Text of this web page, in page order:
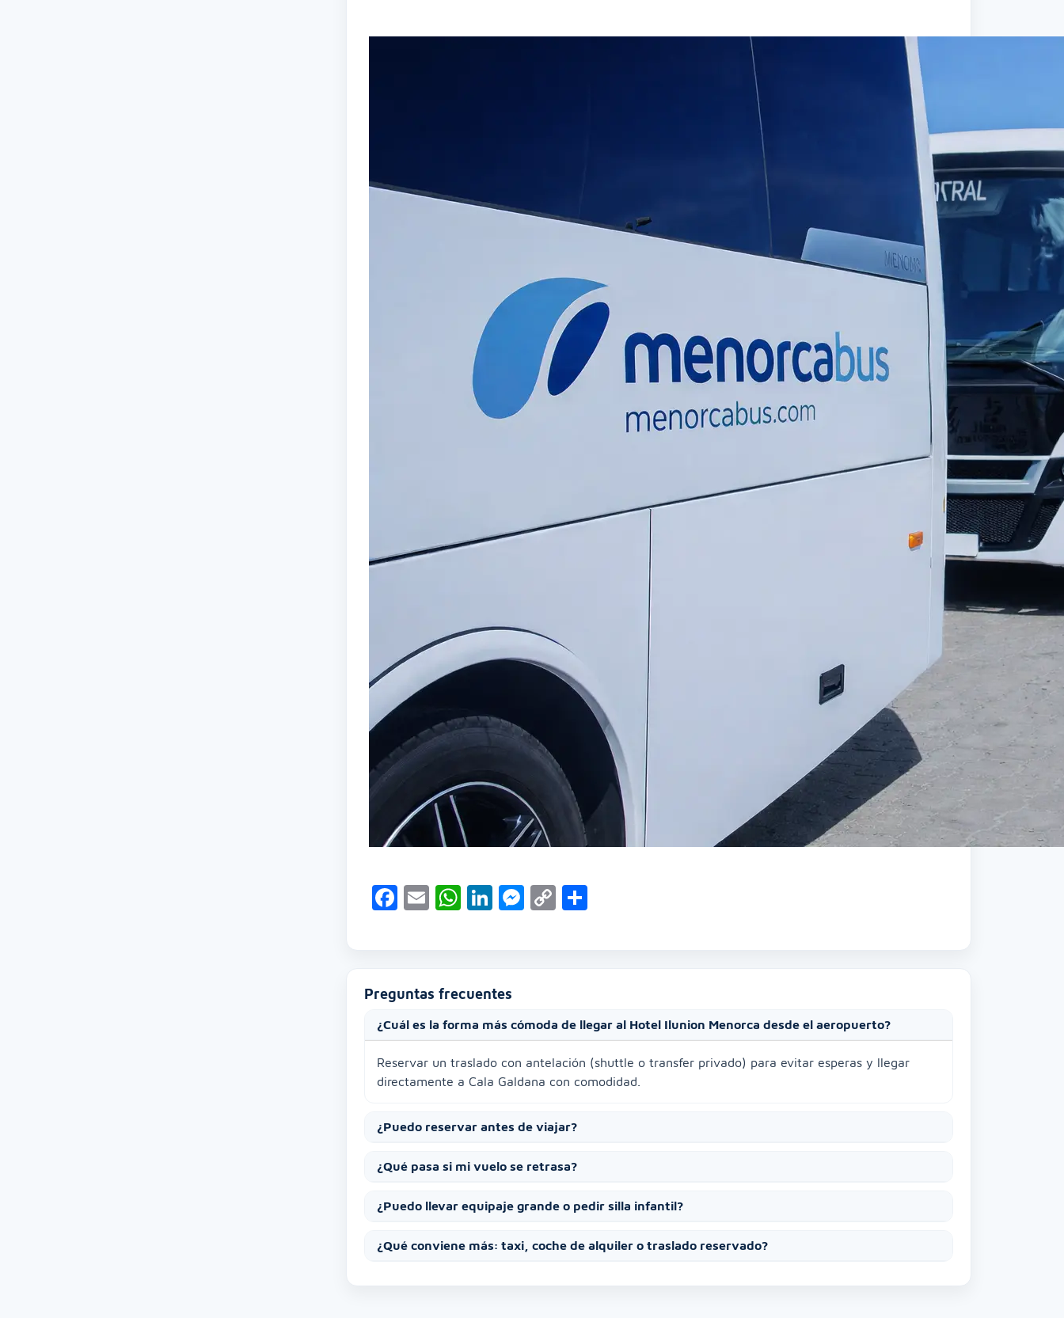
Facebook
EmailWhatsApp
LinkedIn
Messenger
Copy
Preguntas frecuentes
¿Cuál es la forma más cómoda de llegar al Hotel Ilunion Menorca desde el aeropuerto?
Reservar un traslado con antelación (shuttle o transfer privado) para evitar esperas y llegar
directamente a Cala Galdana con comodidad.
¿Puedo reservar antes de viajar?
¿Qué pasa si mi vuelo se retrasa?
¿Puedo llevar equipaje grande o pedir silla infantil?
¿Qué conviene más: taxi, coche de alquiler o traslado reservado?